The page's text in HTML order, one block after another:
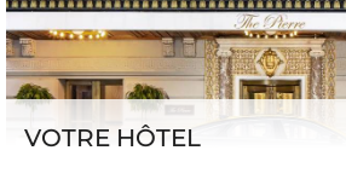
VOTRE HÔTEL